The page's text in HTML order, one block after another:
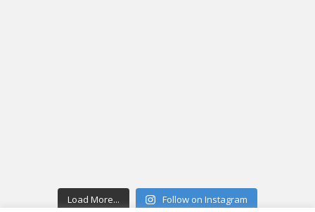
Load More... Follow on Instagram